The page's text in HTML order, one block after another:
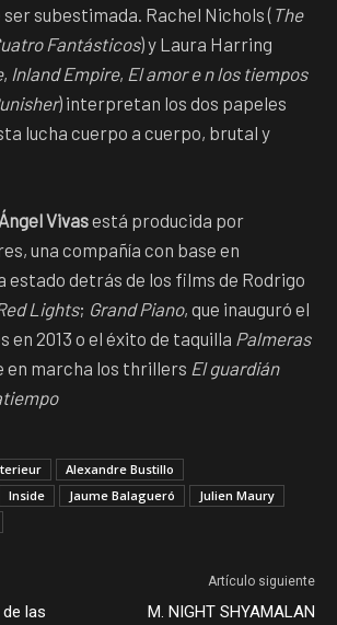
ser subestimada. Rachel Nichols ( The
Fantásticos) y Laura Harring
, Inland Empire, El amor e n los tiempos
) interpretan los dos papeles
lucha cuerpo a cuerpo, brutal y
Vivasestá producida por
una compañía con base en
estado detrás de los films de Rodrigo
Lights; Grand Piano, que inauguró el
en 2013 o el éxito de taquilla Palmeras
en marcha los thrillers El guardián
Alexandre Bustillo
Inside Jaume Balagueró
Julien Maury
las
Artículo siguiente
M. NIGHT SHYAMALAN